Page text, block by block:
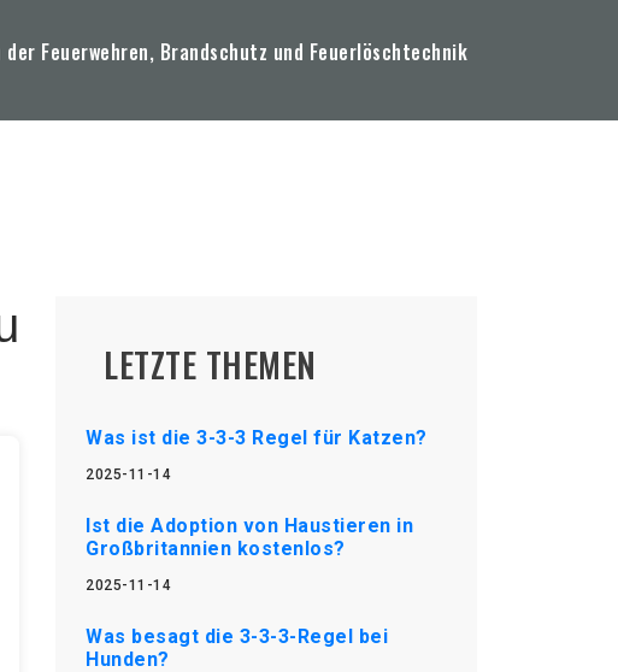
Feuerwehren, Brandschutz und Feuerlöschtechnik
LETZTE THEMEN
Was ist die 3-3-3 Regel für Katzen?
2025-11-14
Ist die Adoption von Haustieren in
Großbritannien kostenlos?
2025-11-14
Was besagt die 3-3-3-Regel bei
Hunden?